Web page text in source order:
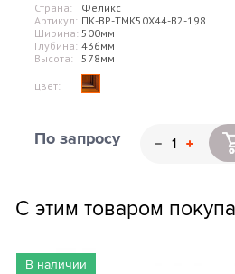
Страна:
Феликс
Артикул: ПК-ВР-ТМК50Х44-В2-198
Ширина: 500мм
Глубина: 436мм
Высота:
578мм
цвет:
По запросу
С этим товаром
В наличии